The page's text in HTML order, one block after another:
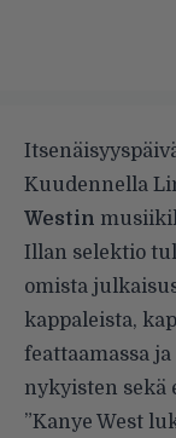
Kuudennella
Westin
Illan selektio
omista
kappaleista,
feattaamassa
nykyisten sekä
”Kanye West